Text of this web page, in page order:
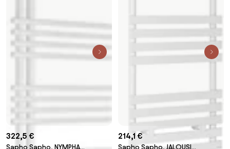
322,5 €
Sapho Sapho, NYMPHA
214,1 €
Sapho Sapho, JALOUSI